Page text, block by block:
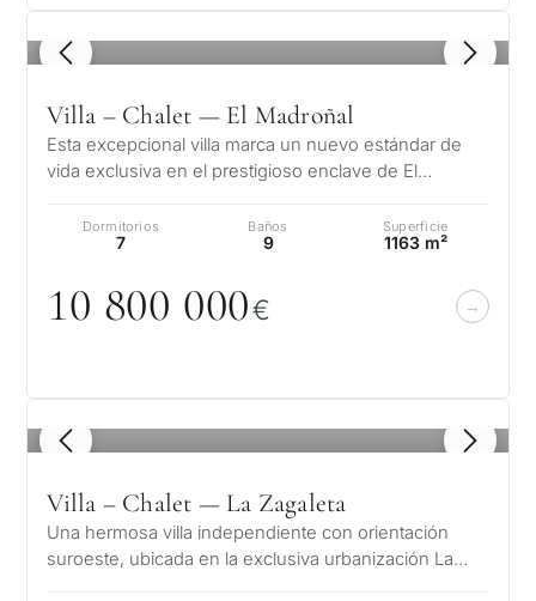
1 / 8
Villa – Chalet — El Madroñal
Esta excepcional villa marca un nuevo estándar de
vida exclusiva en el prestigioso enclave de El
Dormitorios
7
Baños
9
Superficie
1163 m²
10 800 000€
1 / 8
Villa – Chalet — La Zagaleta
Una hermosa villa independiente con orientación
suroeste, ubicada en la exclusiva urbanización La